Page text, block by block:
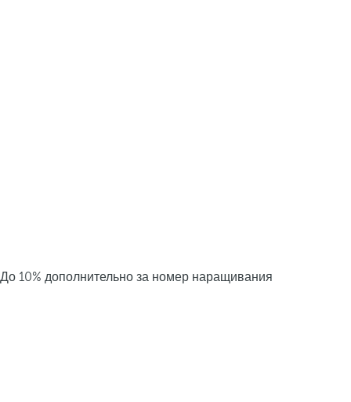
До 10% дополнительно за номер наращивания